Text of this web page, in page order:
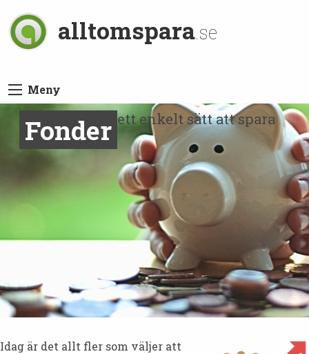
alltomspara.se
Meny
Fonder ett enkelt sätt att spara
Idag är det allt fler som väljer att